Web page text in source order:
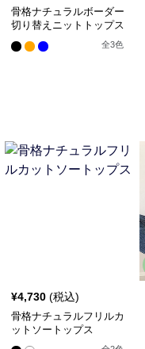
骨格ナチュラルボーダー
切り替えニットトップス
全3色
¥4,730 (税込)
骨格ナチュラルフリルカ
ットソートップス